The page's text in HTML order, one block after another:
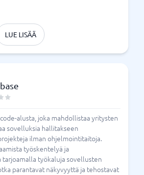
LUE LISÄÄ
alusta, joka mahdollistaa yritysten
sovelluksia hallitakseen
ilman ohjelmointitaitoja.
työskentelyä ja
työkaluja sovellusten
parantavat näkyvyyttä ja tehostavat